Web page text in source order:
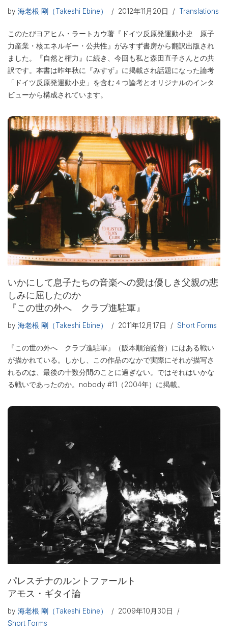
by 海老根 剛（Takeshi Ebine） 2012年11月20日 Translations
このたびヨアヒム・ラートカウ著『ドイツ反原発運動小史 原子
力産業・核エネルギー・公共性』がみすず書房から翻訳出版され
ました。『自然と権力』に続き、今回も私と森田直子さんとの共
訳です。本書は昨年秋に『みすず』に掲載され話題になった論考
「ドイツ反原発運動小史」を含む４つ論考とオリジナルのインタ
ビューから構成されています。
いかにして息子たちの音楽への愛は優しき父親の悲
しみに屈したのか
『この世の外へ クラブ進駐軍』
by 海老根 剛（Takeshi Ebine） 2011年12月17日 Short Forms
『この世の外へ クラブ進駐軍』（阪本順治監督）にはある戦い
が描かれている。しかし、この作品のなかで実際にそれが描写さ
れるのは、最後の十数分間のことに過ぎない。ではそれはいかな
る戦いであったのか。nobody #11（2004年）に掲載。
パレスチナのルントファールト
アモス・ギタイ論
by 海老根 剛（Takeshi Ebine）
2009年10月30日
Short Forms